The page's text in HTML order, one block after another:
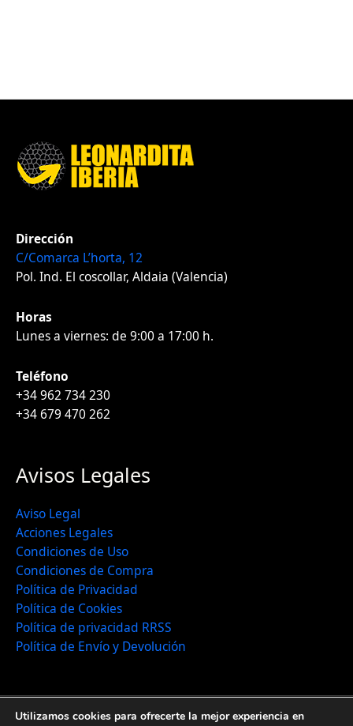
Dirección
C/Comarca L’horta, 12
Pol. Ind. El coscollar, Aldaia (Valencia)
Horas
Lunes a viernes: de 9:00 a 17:00 h.
Teléfono
+34 962 734 230
+34 679 470 262
Avisos Legales
Aviso Legal
Acciones Legales
Condiciones de Uso
Condiciones de Compra
Política de Privacidad
Política de Cookies
Política de privacidad RRSS
Política de Envío y Devolución
Utilizamos cookies para ofrecerte la mejor experiencia en